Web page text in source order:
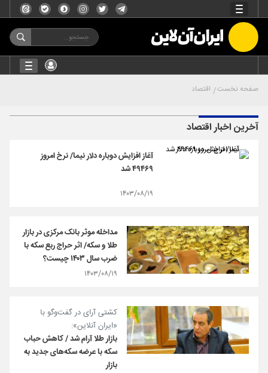
صفحه نخست اقتصاد
آخرین اخبار اقتصاد
آغاز افزایش دوباره دلار نیما/ نرخ امروز
۴۹۴۶۹ شد
۱۴۰۳/۰۸/۱۹
مداخله موثر بانک مرکزی در بازار
طلا و سکه/ اثر حراج ربع سکه با
ضرب سال ۱۴۰۳ چیست؟
۱۴۰۳/۰۸/۱۹
کشتی آرای در گفت‌وگو با
«ایران آنلاین»:
بازار طلا آرام شد / کاهش حباب
سکه با عرضه سکه‌های جدید به
بازار